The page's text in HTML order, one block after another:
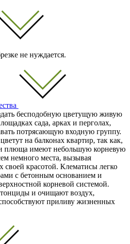
не нуждается.
бесподобную цветущую живую
сада, арках и перголах,
потрясающую входную группу.
на балконах квартир, так как,
плюща имеют небольшую корневую
немного места, вызывая
красотой. Клематисы легко
с бетонным основанием и
корневой системой.
и очищают воздух,
приливу жизненных